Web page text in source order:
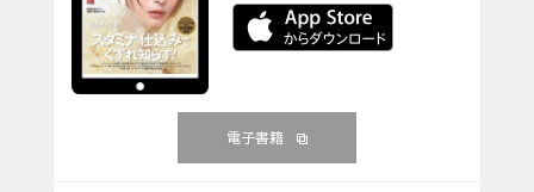
電子書籍